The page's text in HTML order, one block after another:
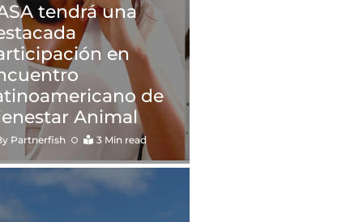
tendrá una
en
de
Animal
Partnerfish 3 Min read